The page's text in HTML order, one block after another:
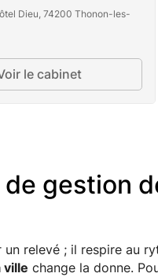
Dieu, 74200 Thonon-les-
le cabinet
gestion
un relevé ; il respire au
ville change la donne.